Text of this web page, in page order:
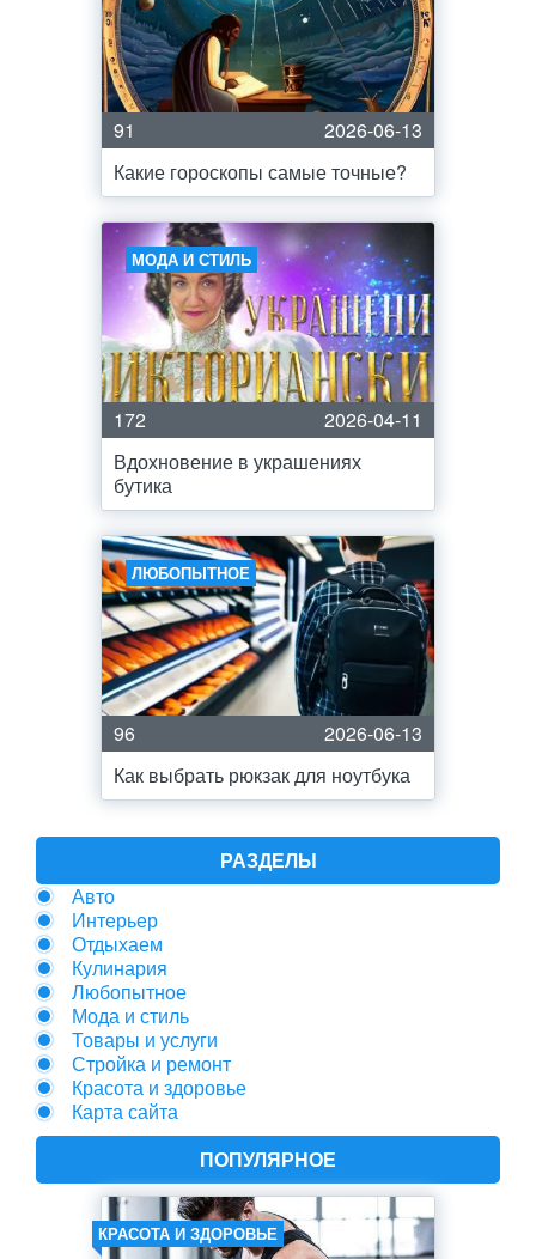
91
2026-06-13
Какие гороскопы самые точные?
МОДА И СТИЛЬ
172
2026-04-11
Вдохновение в украшениях
бутика
ЛЮБОПЫТНОЕ
96
2026-06-13
Как выбрать рюкзак для ноутбука
РАЗДЕЛЫ
Авто
Интерьер
Отдыхаем
Кулинария
Любопытное
Мода и стиль
Товары и услуги
Стройка и ремонт
Красота и здоровье
Карта сайта
ПОПУЛЯРНОЕ
КРАСОТА И ЗДОРОВЬЕ